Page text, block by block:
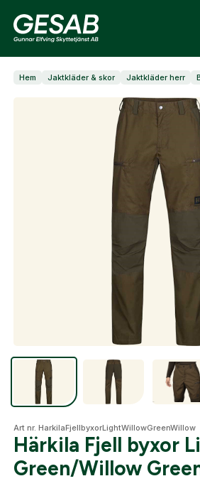
Ammunition
Utrustning
Jaktkläder & skor
Måltavlor
Optik
Mer
Hem Jaktkläder & skor Jaktkläder herr
Art nr. HarkilaFjellbyxorLightWillowGreenWillow
Härkila Fjell byxor
Green/Willow